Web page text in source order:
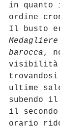
in quanto
ordine
Il busto
barocca,
visibilità
ultime
subendo
il
orario